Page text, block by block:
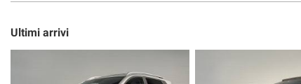
Ultimi arrivi